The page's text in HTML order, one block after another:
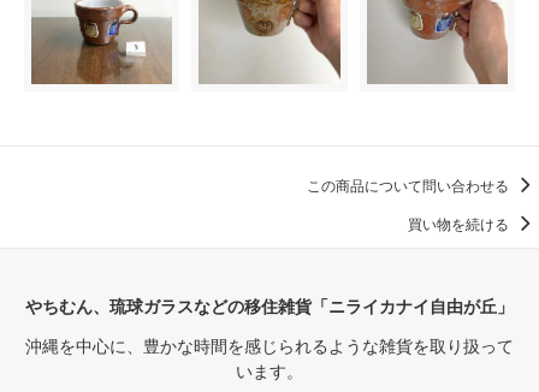
この商品について問い合わせる
買い物を続ける
やちむん、琉球ガラスなどの移住雑貨「ニライカナイ自由が丘」
沖縄を中心に、豊かな時間を感じられるような雑貨を取り扱って
います。